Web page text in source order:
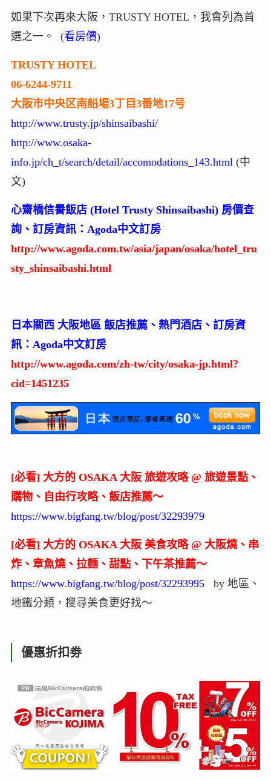
如果下次再來大阪，TRUSTY HOTEL，我會列為首
選之一。 (看房價)
TRUSTY HOTEL
06-6244-9711
大阪市中央区南船場3丁目3番地17号
http://www.trusty.jp/shinsaibashi/
http://www.osaka-
info.jp/ch_t/search/detail/accomodations_143.html (中
文)
心齋橋信譽飯店 (Hotel Trusty Shinsaibashi) 房價查
詢、訂房資訊：Agoda中文訂房
http://www.agoda.com.tw/asia/japan/osaka/hotel_tru
sty_shinsaibashi.html
日本關西 大阪地區 飯店推薦、熱門酒店、訂房資
訊：Agoda中文訂房
http://www.agoda.com/zh-tw/city/osaka-jp.html?
cid=1451235
[必看] 大方的 OSAKA 大阪 旅遊攻略 @ 旅遊景點、
購物、自由行攻略、飯店推薦～
https://www.bigfang.tw/blog/post/32293979
[必看] 大方的 OSAKA 大阪 美食攻略 @ 大阪燒、串
炸、章魚燒、拉麵、甜點、下午茶推薦～
https://www.bigfang.tw/blog/post/32293995by 地區、
地鐵分類，搜尋美食更好找～
優惠折扣劵